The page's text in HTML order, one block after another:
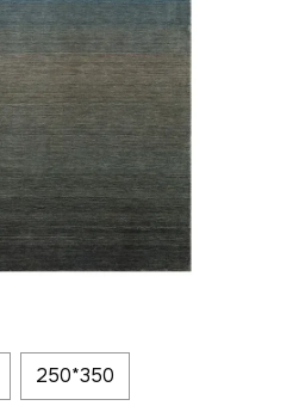
250*350